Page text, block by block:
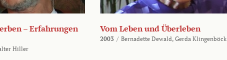
– Erfahrungen
Hiller
Vom Leben und Überleben
2003 / Bernadette Dewald, Gerda Klingenböck